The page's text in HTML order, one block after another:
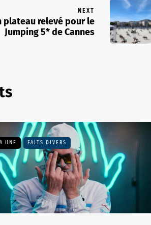
NEXT
plateau relevé pour le
Jumping 5* de Cannes
UNE FAITS DIVERS